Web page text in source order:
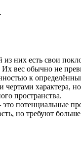
них есть свои
вес обычно не
к
чертами
пространства.
потенциальные
но требуют